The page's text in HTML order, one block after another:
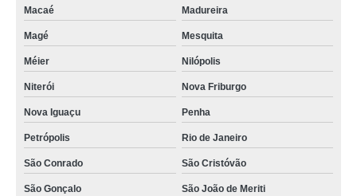
Macaé Madureira
Magé Mesquita
Méier Nilópolis
Niterói Nova Friburgo
Nova Iguaçu Penha
Petrópolis Rio de Janeiro
São Conrado São Cristóvão
São Gonçalo São João de Meriti